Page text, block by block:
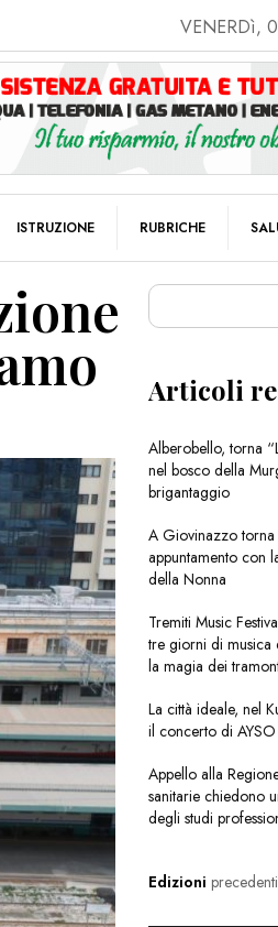
VENERDì,
ISTRUZIONE RUBRICHE
Articoli
Alberobello, torna
nel bosco della
brigantaggio
A Giovinazzo
appuntamento con
della Nonna
Tremiti Music
tre giorni di musica
la magia dei
La città ideale, nel
il concerto di
Appello alla
sanitarie chiedono
degli studi
Edizioni precedenti